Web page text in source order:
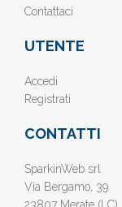
Contattaci
UTENTE
Accedi
Registrati
CONTATTI
SparkinWeb srl
Via Bergamo, 39